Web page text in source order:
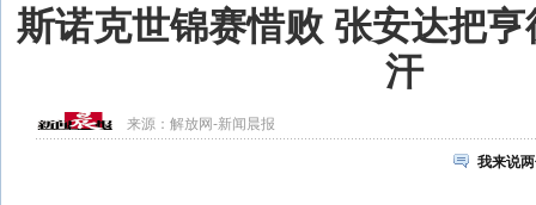
斯诺克世锦赛惜败 张安达把
汗
来源：解放网-新闻晨报
我来说